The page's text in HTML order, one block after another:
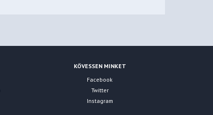
KÖVESSEN MINKET
Facebook
Twitter
Instagram